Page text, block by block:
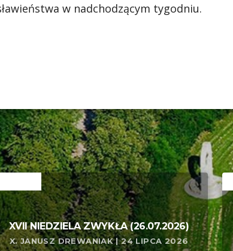
w nadchodzącym tygodniu.
XVII NIEDZIELA ZWYKŁA (26.07.2026)
X. JANUSZ DREWANIAK | 24 LIPCA 2026